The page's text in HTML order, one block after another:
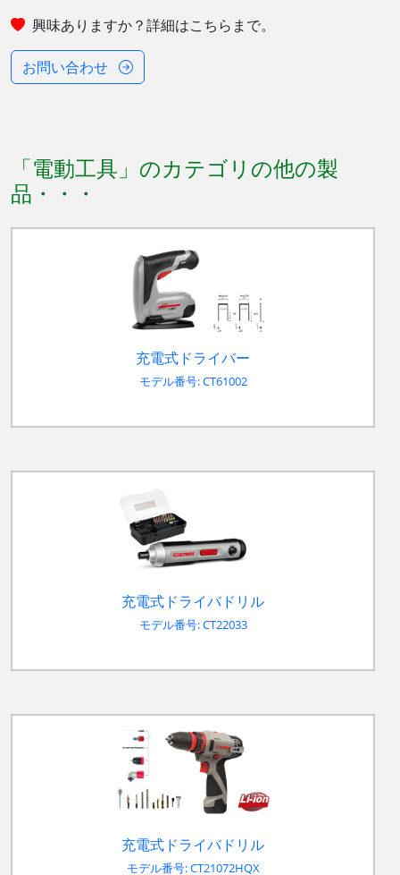
興味ありますか？詳細はこちらまで。
お問い合わせ
「電動工具」のカテゴリの他の製
品
充電式ドライバー
モデル番号: CT61002
充電式ドライバドリル
モデル番号: CT22033
充電式ドライバドリル
モデル番号: CT21072HQX